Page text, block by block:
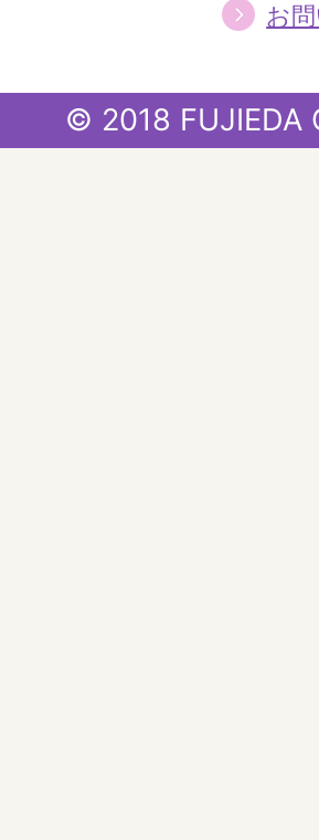
お
© 2018 FUJIEDA